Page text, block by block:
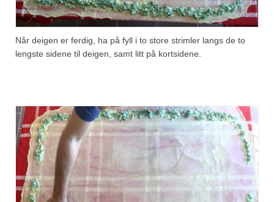
Når deigen er ferdig, ha på fyll i to store strimler langs de to
lengste sidene til deigen, samt litt på kortsidene.